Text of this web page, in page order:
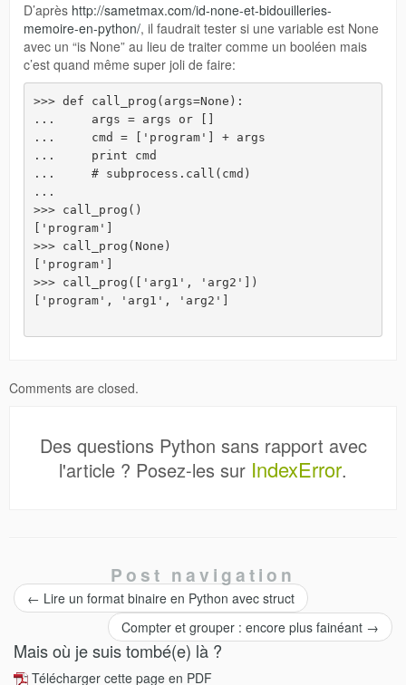
D’après http://sametmax.com/id-none-et-bidouilleries-
memoire-en-python/, il faudrait tester si une variable est None
avec un “is None” au lieu de traiter comme un booléen mais
c’est quand même super joli de faire:
>>> def call_prog(args=None):
...     args = args or []
...     cmd = ['program'] + args
...     print cmd
...     # subprocess.call(cmd)
...
>>> call_prog()
['program']
>>> call_prog(None)
['program']
>>> call_prog(['arg1', 'arg2'])
['program', 'arg1', 'arg2']
Comments are closed.
Des questions Python sans rapport avec
l'article ? Posez-les sur IndexError.
Post navigation
← Lire un format binaire en Python avec struct
Compter et grouper : encore plus fainéant →
Mais où je suis tombé(e) là ?
Télécharger cette page en PDF